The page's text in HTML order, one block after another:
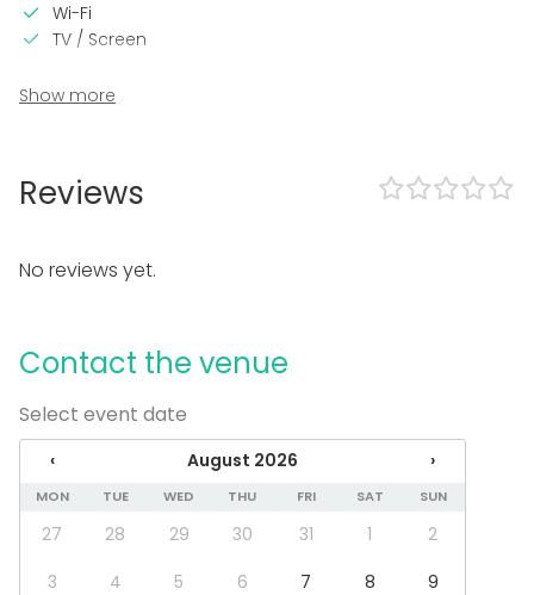
Wi-Fi
TV / Screen
In the venue
Wheelchair accessible
Accommodation
Kitchen for customer
Event types
Wedding
Spa / Wellness / Sauna
Meeting
Conference / Seminar
Performance / Show
Show more
Reviews
No reviews yet.
Contact the venue
Select event date
‹ August 2026 ›
MON TUE WED THU FRI SAT SUN
27 28 29 30 31 1
2
3
4 5 6 7 8
9